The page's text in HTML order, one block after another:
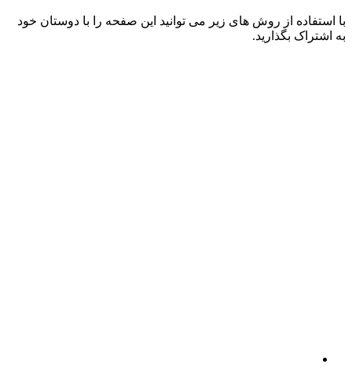
با استفاده از روش های زیر می توانید این صفحه را با دوستان خود
به اشتراک بگذارید.